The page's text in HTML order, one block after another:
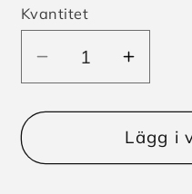
Kvantitet
Minska
kvantitet
för
Nyckelring
Helsingfors
Öka
för
Lägg i